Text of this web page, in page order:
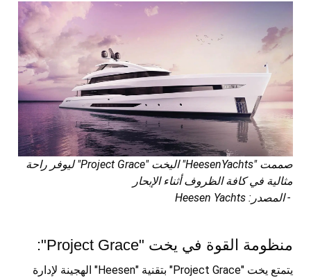
صممت "HeesenYachts" اليخت "Project Grace" ليوفر راحة
مثالية في كافة الظروف أثناء الإبحار
- المصدر: Heesen Yachts
منظومة القوة في يخت "Project Grace":
يتمتع يخت "Project Grace" بتقنية "Heesen" الهجينة لإدارة